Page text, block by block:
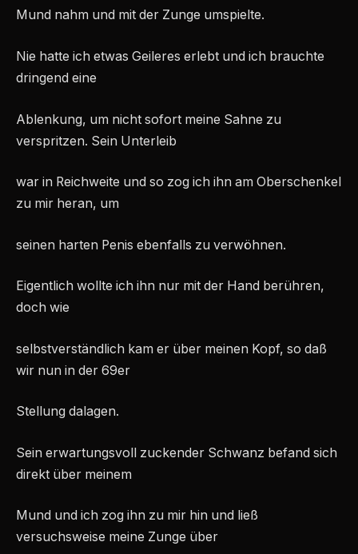
Mund nahm und mit der Zunge umspielte.
Nie hatte ich etwas Geileres erlebt und ich brauchte
dringend eine
Ablenkung, um nicht sofort meine Sahne zu
verspritzen. Sein Unterleib
war in Reichweite und so zog ich ihn am Oberschenkel
zu mir heran, um
seinen harten Penis ebenfalls zu verwöhnen.
Eigentlich wollte ich ihn nur mit der Hand berühren,
doch wie
selbstverständlich kam er über meinen Kopf, so daß
wir nun in der 69er
Stellung dalagen.
Sein erwartungsvoll zuckender Schwanz befand sich
direkt über meinem
Mund und ich zog ihn zu mir hin und ließ
versuchsweise meine Zunge über